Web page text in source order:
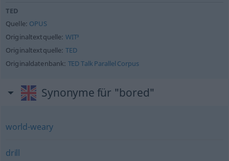
TED
Quelle: OPUS
Originaltextquelle: WIT³
Originaltextquelle: TED
Originaldatenbank: TED Talk Parallel Corpus
Synonyme für "bored"
world-weary
drill